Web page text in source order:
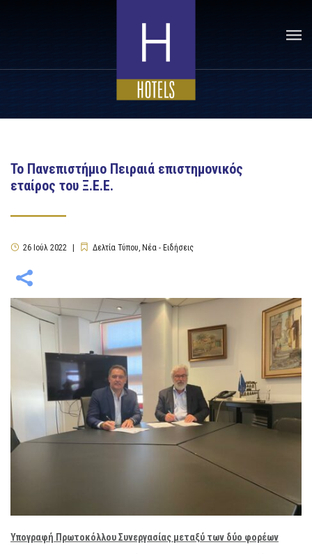
Το Πανεπιστήμιο Πειραιά επιστημονικός
εταίρος του Ξ.Ε.Ε.
26 Ιούλ 2022 Δελτία Τύπου, Νέα - Ειδήσεις
Υπογραφή Πρωτοκόλλου Συνεργασίας μεταξύ των δύο φορέων